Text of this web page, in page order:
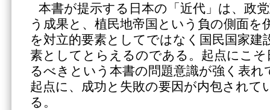
本書が提示する日本の「近代」は、政
う成果と、植民地帝国という負の側面を
を対立的要素としてではなく国民国家建
素としてとらえるのである。起点にこそ
るべきという本書の問題意識が強く表
起点に、成功と失敗の要因が内包されて
る。